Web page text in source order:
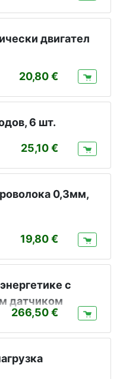
двигател
20,80
6 шт.
25,10
0,3мм,
19,80
с
датчиком
266,50